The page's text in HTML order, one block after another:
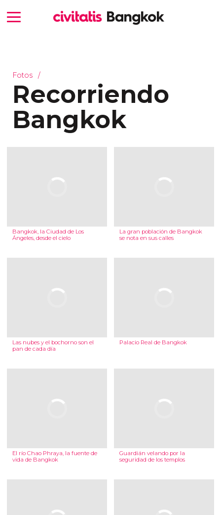
Fotos
Recorriendo
Bangkok
Bangkok, la Ciudad de Los
Ángeles, desde el cielo
La gran población de Bangkok
se nota en sus calles
Las nubes y el bochorno son el
pan de cada día
Palacio Real de Bangkok
El río Chao Phraya, la fuente de
vida de Bangkok
Guardián velando por la
seguridad de los templos